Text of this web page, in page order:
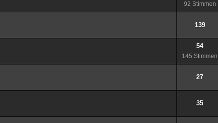
92 Stimmen
139
54
145 Stimmen
27
35